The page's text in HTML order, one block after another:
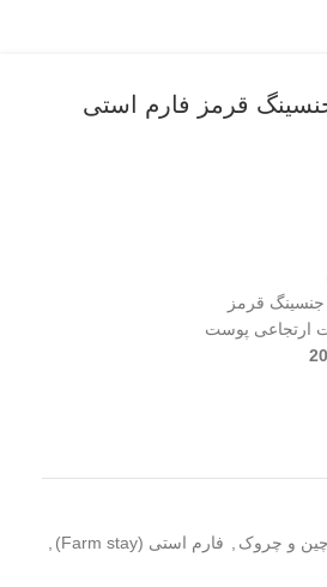
قرمز فارم استی
جنسینگ قرمز
ارتجاعی پوست
چین و چروک فارم استی (Farm stay)